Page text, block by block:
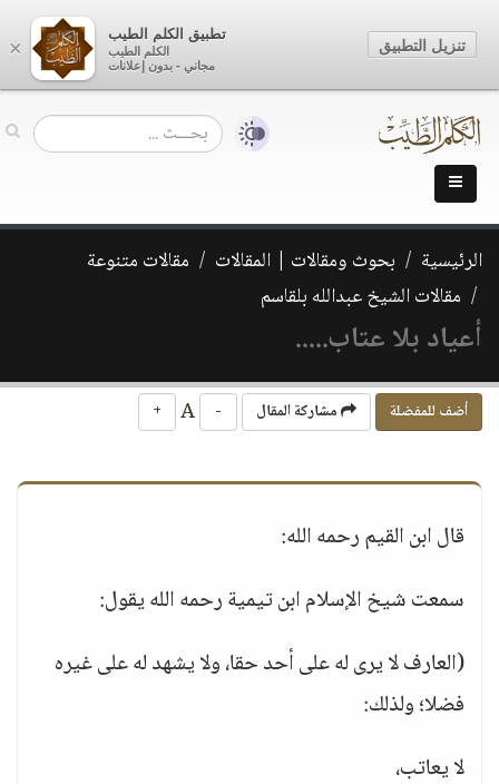
الرئيسية بحوث ومقالات | المقالات
مقالات متنوعة
مقالات الشيخ عبدالله بلقاسم
أعياد بلا عتاب.....
أضف للمفضلة مشاركة المقال -
+
قال ابن القيم رحمه الله:
سمعت شيخ الإسلام ابن تيمية رحمه الله يقول:
(العارف لا يرى له على أحد حقا، ولا يشهد له على غيره
فضلا؛ ولذلك:
لا يعاتب،
×
تطبيق الكلم الطيب
الكلم الطيب
مجاني - بدون إعلانات
تنزيل التطبيق